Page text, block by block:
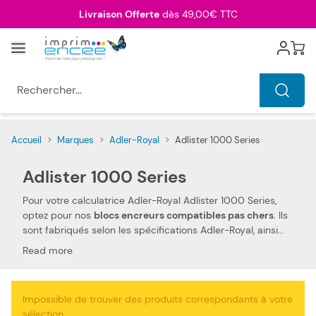
Livraison Offertedès 49,00€ TTC
Menu Cart
Accueil > Marques > Adler-Royal > Adlister 1000 Series
Adlister 1000 Series
Pour votre calculatrice Adler-Royal Adlister 1000 Series,
optez pour nos
blocs encreurs compatibles pas chers. Ils
sont fabriqués selon les spécifications Adler-Royal, ainsi
que selon les normes spécifiques. Ceci les rend 100 %
d'impressions semblables aux blocs encreurs Adler-
Read more
Impossible de trouver des produits correspondants à votre